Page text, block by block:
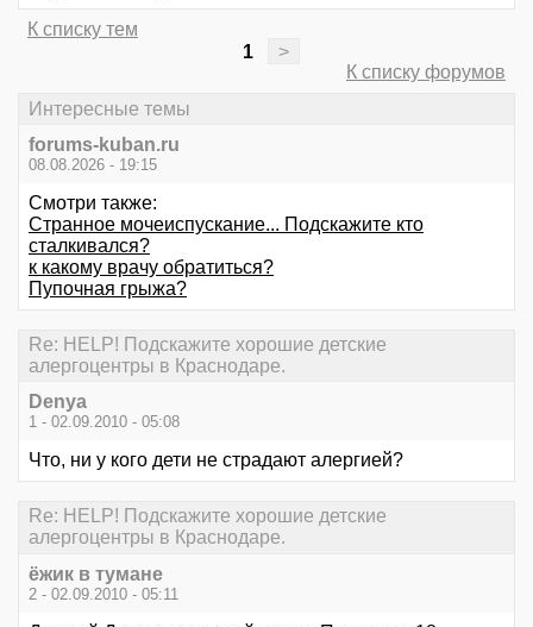
К списку тем
1
>
К списку форумов
Интересные темы
forums-kuban.ru
08.08.2026 - 19:15
Смотри также:
Странное мочеиспускание... Подскажите кто
сталкивался?
к какому врачу обратиться?
Пупочная грыжа?
Re: HELP! Подскажите хорошие детские
алергоцентры в Краснодаре.
Denya
1 - 02.09.2010 - 05:08
Что, ни у кого дети не страдают алергией?
Re: HELP! Подскажите хорошие детские
алергоцентры в Краснодаре.
ёжик в тумане
2 - 02.09.2010 - 05:11